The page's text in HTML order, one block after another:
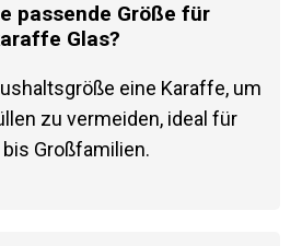
passende Größe für
Glas?
eine Karaffe, um
zu vermeiden, ideal für
Großfamilien.